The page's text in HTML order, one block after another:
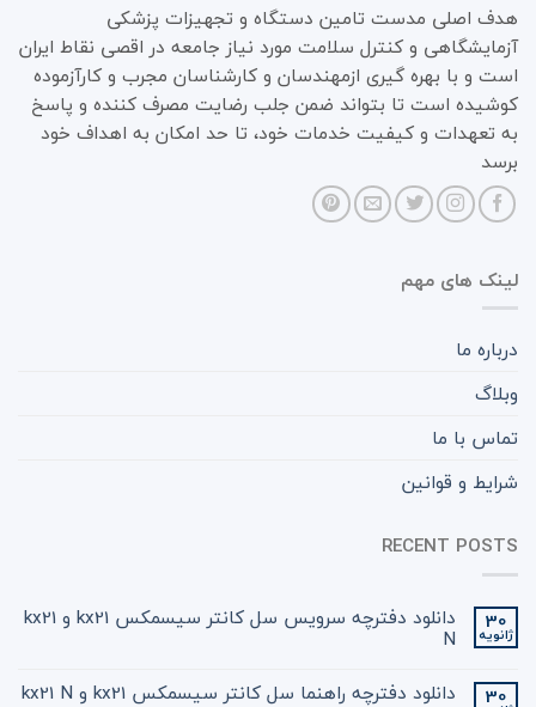
هدف اصلی مدست تامین دستگاه و تجهیزات پزشکی
آزمایشگاهی و کنترل سلامت مورد نیاز جامعه در اقصی نقاط ایران
است و با بهره گیری ازمهندسان و کارشناسان مجرب و کارآزموده
کوشیده است تا بتواند ضمن جلب رضایت مصرف کننده و پاسخ
به تعهدات و کیفیت خدمات خود، تا حد امکان به اهداف خود
برسد
لینک های مهم
درباره ما
وبلاگ
تماس با ما
شرایط و قوانین
RECENT POSTS
30
ژانویه
دانلود دفترچه سرویس سل کانتر سیسمکس kx21 و kx21
N
30
دانلود دفترچه راهنما سل کانتر سیسمکس kx21 و kx21 N